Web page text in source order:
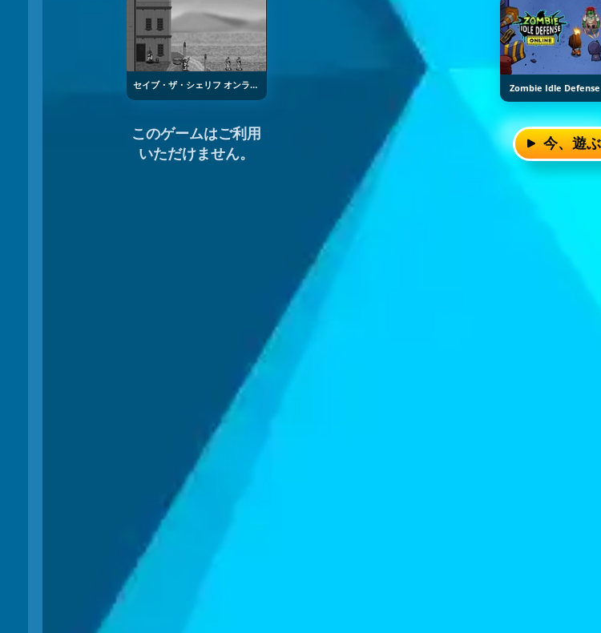
セイブ・ザ・シェリフ オンライン
このゲームはご利用
いただけません。
Zombie Idle
今、遊